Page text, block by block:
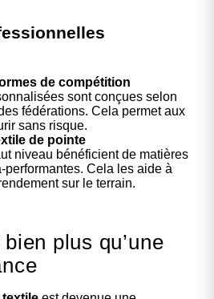
de compétition
sont conçues selon
fédérations. Cela permet aux
sans risque.
de pointe
niveau bénéficient de matières
performantes. Cela les aide à
sur le terrain.
plus qu’une